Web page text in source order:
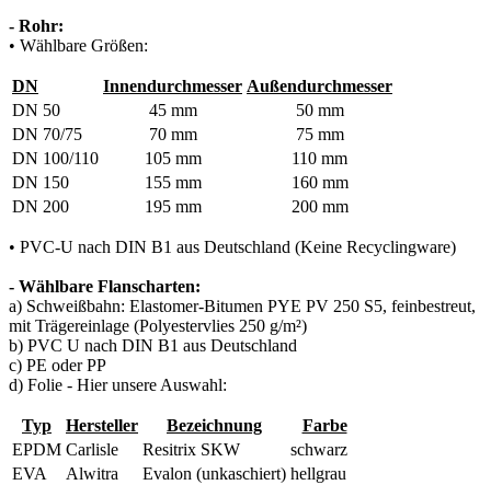
- Rohr:
• Wählbare Größen:
DN Innendurchmesser Außendurchmesser
DN 50
45 mm
50 mm
DN 70/75
70 mm
75 mm
DN 100/110
105 mm
110 mm
DN 150
155 mm
160 mm
DN 200
195 mm 200 mm
• PVC-U nach DIN B1 aus Deutschland (Keine Recyclingware)
- Wählbare Flanscharten:
a) Schweißbahn: Elastomer-Bitumen PYE PV 250 S5, feinbestreut,
mit Trägereinlage (Polyestervlies 250 g/m²)
b) PVC U nach DIN B1 aus Deutschland
c) PE oder PP
d) Folie - Hier unsere Auswahl:
Typ Hersteller Bezeichnung
Farbe
EPDM Carlisle Resitrix SKW
schwarz
EVA
Alwitra Evalon (unkaschiert) hellgrau